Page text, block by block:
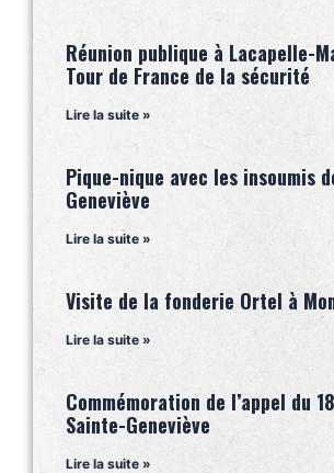
Réunion publique à Lacapelle-
Tour de France de la sécurité
Lire la suite »
Pique-nique avec les insoumis
Geneviève
Lire la suite »
Visite de la fonderie Ortel à
Lire la suite »
Commémoration de l’appel du
Sainte-Geneviève
Lire la suite »